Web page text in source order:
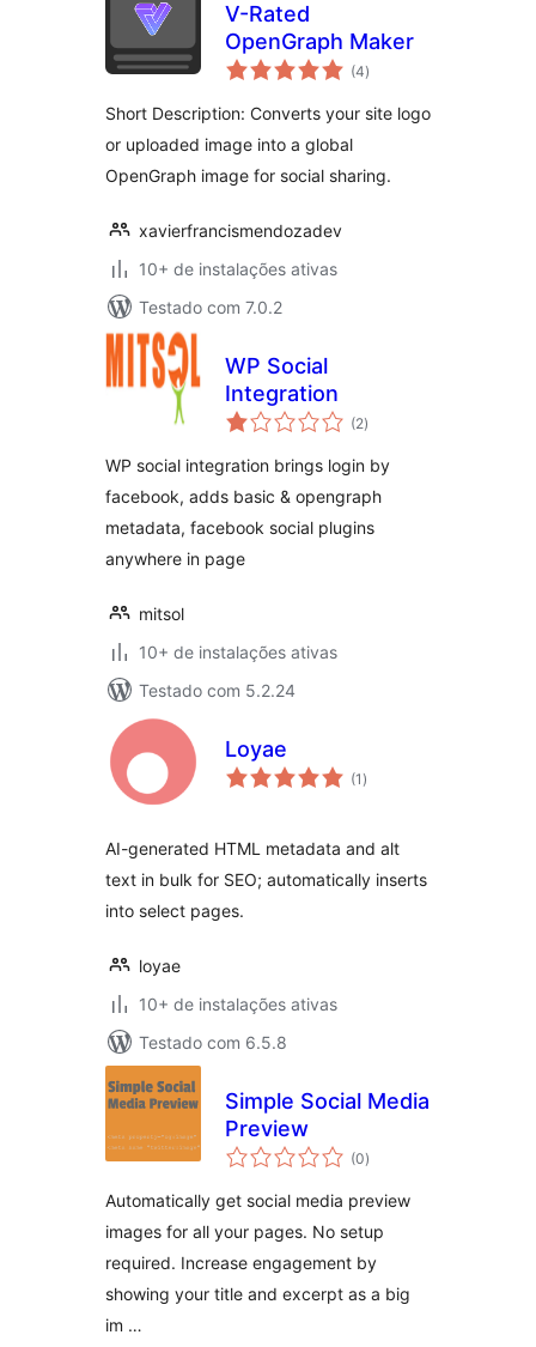
V-Rated
OpenGraph Maker
(4total
de
)
Short Description: Converts your site logo
or uploaded image into a global
OpenGraph image for social sharing.
xavierfrancismendozadev
10+ de instalações ativas
Testado com 7.0.2
WP Social
Integration
(2total
de
)
WP social integration brings login by
facebook, adds basic & opengraph
metadata, facebook social plugins
anywhere in page
mitsol
10+ de instalações ativas
Testado com 5.2.24
Loyae
(1 total
de
)
AI-generated HTML metadata and alt
text in bulk for SEO; automatically inserts
into select pages.
loyae
10+ de instalações ativas
Testado com 6.5.8
Simple Social Media
Preview
(0total
de
)
Automatically get social media preview
images for all your pages. No setup
required. Increase engagement by
showing your title and excerpt as a big
im …